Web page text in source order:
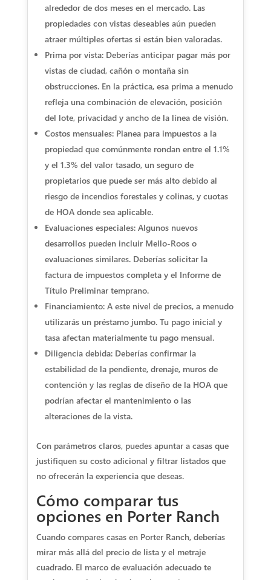
alrededor de dos meses en el mercado. Las
propiedades con vistas deseables aún pueden
atraer múltiples ofertas si están bien valoradas.
Prima por vista: Deberías anticipar pagar más por
vistas de ciudad, cañón o montaña sin
obstrucciones. En la práctica, esa prima a menudo
refleja una combinación de elevación, posición
del lote, privacidad y ancho de la línea de visión.
Costos mensuales: Planea para impuestos a la
propiedad que comúnmente rondan entre el 1.1%
y el 1.3% del valor tasado, un seguro de
propietarios que puede ser más alto debido al
riesgo de incendios forestales y colinas, y cuotas
de HOA donde sea aplicable.
Evaluaciones especiales: Algunos nuevos
desarrollos pueden incluir Mello-Roos o
evaluaciones similares. Deberías solicitar la
factura de impuestos completa y el Informe de
Título Preliminar temprano.
Financiamiento: A este nivel de precios, a menudo
utilizarás un préstamo jumbo. Tu pago inicial y
tasa afectan materialmente tu pago mensual.
Diligencia debida: Deberías confirmar la
estabilidad de la pendiente, drenaje, muros de
contención y las reglas de diseño de la HOA que
podrían afectar el mantenimiento o las
alteraciones de la vista.
Con parámetros claros, puedes apuntar a casas que
justifiquen su costo adicional y filtrar listados que
no ofrecerán la experiencia que deseas.
Cómo comparar tus
opciones en Porter Ranch
Cuando compares casas en Porter Ranch, deberías
mirar más allá del precio de lista y el metraje
cuadrado. El marco de evaluación adecuado te